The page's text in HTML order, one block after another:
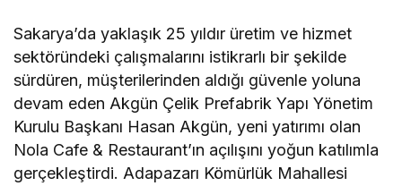
Sakarya’da yaklaşık 25 yıldır üretim ve hizmet
sektöründeki çalışmalarını istikrarlı bir şekilde
sürdüren, müşterilerinden aldığı güvenle yoluna
devam eden Akgün Çelik Prefabrik Yapı Yönetim
Kurulu Başkanı Hasan Akgün, yeni yatırımı olan
Nola Cafe & Restaurant’ın açılışını yoğun katılımla
gerçekleştirdi. Adapazarı Kömürlük Mahallesi